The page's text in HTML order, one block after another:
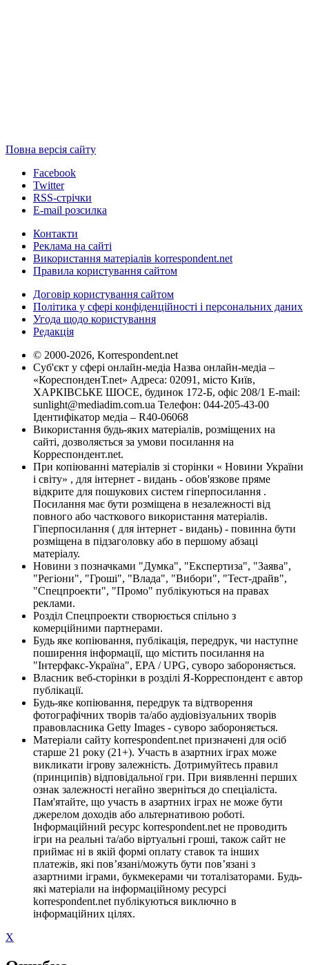
Повна версія сайту
Facebook
Twitter
RSS-стрічки
E-mail розсилка
Контакти
Реклама на сайті
Використання матеріалів korrespondent.net
Правила користування сайтом
Договір користування сайтом
Політика у сфері конфіденційності і персональних даних
Угода щодо користування
Редакція
© 2000-2026, Korrespondent.net
Суб'єкт у сфері онлайн-медіа Назва онлайн-медіа –
«КореспонденТ.net» Адреса: 02091, місто Київ,
ХАРКІВСЬКЕ ШОСЕ, будинок 172-Б, офіс 208/1 E-mail:
sunlight@mediadim.com.ua Телефон: 044-205-43-00
Ідентифікатор медіа – R40-06068
Використання будь-яких матеріалів, розміщених на
сайті, дозволяється за умови посилання на
Корреспондент.net.
При копіюванні матеріалів зі сторінки « Новини України
і світу» , для інтернет - видань - обов'язкове пряме
відкрите для пошукових систем гіперпосилання .
Посилання має бути розміщена в незалежності від
повного або часткового використання матеріалів.
Гіперпосилання ( для інтернет - видань) - повинна бути
розміщена в підзаголовку або в першому абзаці
матеріалу.
Новини з позначками "Думка", "Експертиза", "Заява",
"Регіони", "Гроші", "Влада", "Вибори", "Тест-драйв",
"Спецпроекти", "Промо" публікуються на правах
реклами.
Розділ Спецпроекти створюється спільно з
комерційними партнерами.
Будь яке копіювання, публікація, передрук, чи наступне
поширення інформації, що містить посилання на
"Інтерфакс-Україна", EPA / UPG, суворо забороняється.
Власник веб-сторінки в розділі Я-Корреспондент є автор
публікації.
Будь-яке копіювання, передрук та відтворення
фотографічних творів та/або аудіовізуальних творів
правовласника Getty Images - суворо забороняється.
Матеріали сайту korrespondent.net призначені для осіб
старше 21 року (21+). Участь в азартних іграх може
викликати ігрову залежність. Дотримуйтесь правил
(принципів) відповідальної гри. При виявленні перших
ознак залежності негайно зверніться до спеціаліста.
Пам'ятайте, що участь в азартних іграх не може бути
джерелом доходів або альтернативою роботі.
Інформаційний ресурс korrespondent.net не проводить
ігри на реальні та/або віртуальні гроші, також сайт не
приймає ні в якій формі оплату ставок та інших
платежів, які пов’язані/можуть бути пов’язані з
азартними іграми, букмекерами чи тоталізаторами. Будь-
які матеріали на інформаційному ресурсі
korrespondent.net публікуються виключно в
інформаційних цілях.
X